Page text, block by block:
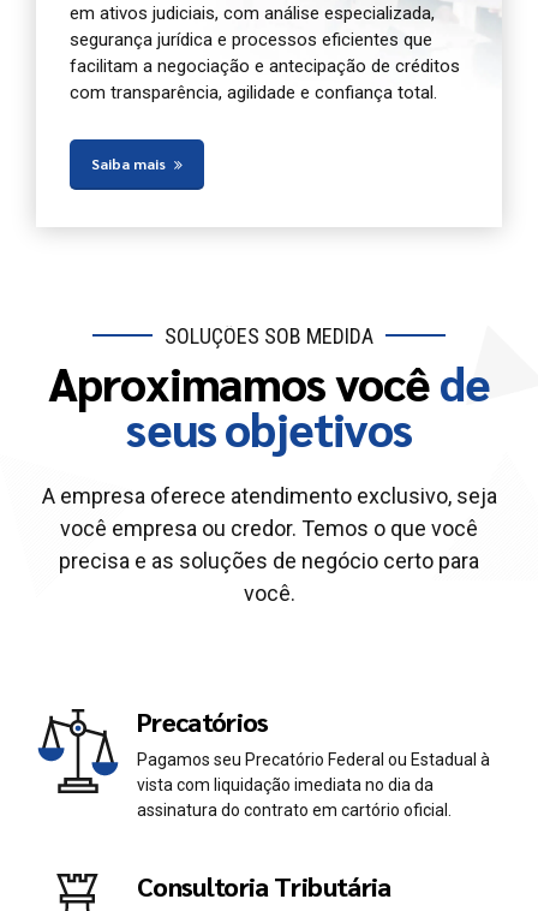
em ativos judiciais, com análise especializada,
segurança jurídica e processos eficientes que
facilitam a negociação e antecipação de créditos
com transparência, agilidade e confiança total.
Saiba mais
SOLUÇÕES SOB MEDIDA
Aproximamos vocêde
seus objetivos
A empresa oferece atendimento exclusivo, seja
você empresa ou credor. Temos o que você
precisa e as soluções de negócio certo para
você.
Precatórios
Pagamos seu Precatório Federal ou Estadual à
vista com liquidação imediata no dia da
assinatura do contrato em cartório oficial.
Consultoria Tributária